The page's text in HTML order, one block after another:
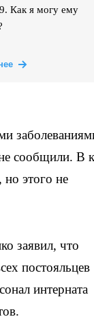
Как я могу ему
сообщили. В
этого не
заявил, что
постояльцев
интерната